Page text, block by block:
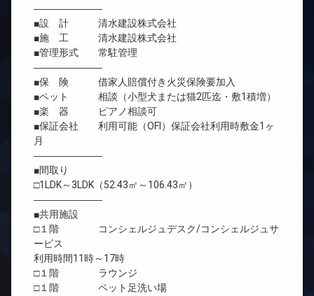
―――――――
■設 計 清水建設株式会社
■施 工 清水建設株式会社
■管理形式 常駐管理
―――――――
■保 険 借家人賠償付き火災保険要加入
■ペット 相談（小型犬または猫2匹迄・敷1積増）
■楽 器 ピアノ相談可
■保証会社 利用可能（OFI）保証会社利用時敷金1ヶ
月
―――――――
■間取り
□1LDK～3LDK（52.43㎡～106.43㎡）
―――――――
■共用施設
□１階 コンシェルジュデスク/コンシェルジュサ
ービス
利用時間11時～17時
□１階 ラウンジ
□１階 ペット足洗い場